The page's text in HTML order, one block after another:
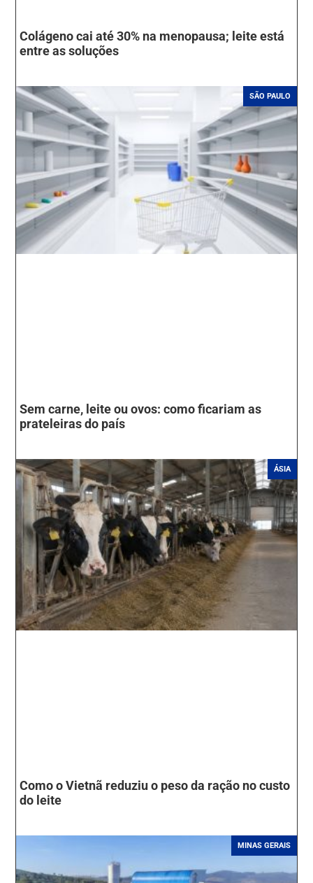
Colágeno cai até 30% na menopausa; leite está
entre as soluções
SÃO PAULO
Sem carne, leite ou ovos: como ficariam as
prateleiras do país
ÁSIA
Como o Vietnã reduziu o peso da ração no custo
do leite
MINAS GERAIS